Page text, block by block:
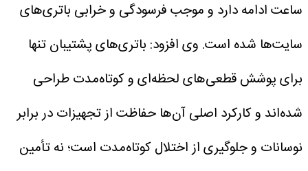
ساعت ادامه دارد و موجب فرسودگی و خرابی باتری‌های
سایت‌ها شده است. وی افزود: باتری‌های پشتیبان تنها
برای پوشش قطعی‌های لحظه‌ای و کوتاه‌مدت طراحی
شده‌اند و کارکرد اصلی آن‌ها حفاظت از تجهیزات در برابر
نوسانات و جلوگیری از اختلال کوتاه‌مدت است؛ نه تأمین